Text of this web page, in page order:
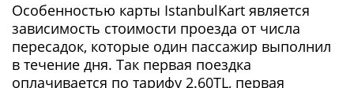
Особенностью карты IstanbulKart является
зависимость стоимости проезда от числа
пересадок, которые один пассажир выполнил
в течение дня. Так первая поездка
оплачивается по тарифу 2.60TL, первая